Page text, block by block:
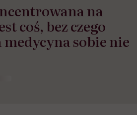
na
coś, bez czego
medycyna sobie nie